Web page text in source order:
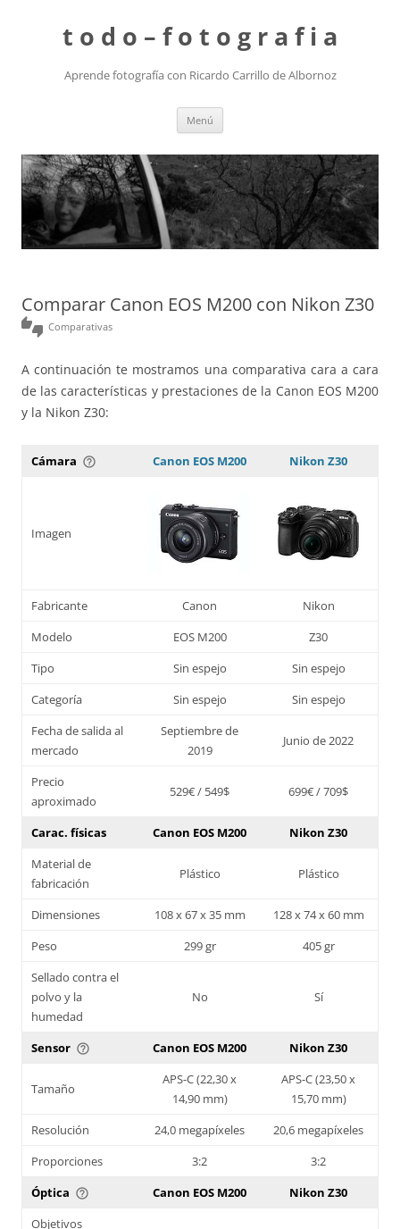
t o d o – f o t o g r a f i a
Aprende fotografía con Ricardo Carrillo de Albornoz
Menú
Comparar Canon EOS M200 con Nikon Z30
thumbs_up_down Comparativas
A continuación te mostramos una comparativa cara a cara
de las características y prestaciones de la Canon EOS M200
y la Nikon Z30:
Cámara help_outline Canon EOS M200 Nikon Z30
Imagen
Fabricante Canon
Nikon
Modelo
EOS M200
Z30
Tipo
Sin espejo
Sin espejo
Categoría
Sin espejo
Sin espejo
Fecha de salida al
mercado
Septiembre de
2019
Junio de 2022
Precio
aproximado
529€ / 549$ 699€ / 709$
Carac. físicas Canon EOS M200
Nikon Z30
Material de
fabricación
Plástico Plástico
Dimensiones 108 x 67 x 35 mm
128 x 74 x 60 mm
Peso
299 gr
405 gr
Sellado contra el
polvo y la
humedad
No Sí
Sensor help_outline Canon EOS M200 Nikon Z30
Tamaño
APS-C (22,30 x
14,90 mm)
APS-C (23,50 x
15,70 mm)
Resolución
24,0 megapíxeles
20,6 megapíxeles
Proporciones
3:2
3:2
Óptica help_outline Canon EOS M200
Nikon Z30
Objetivos